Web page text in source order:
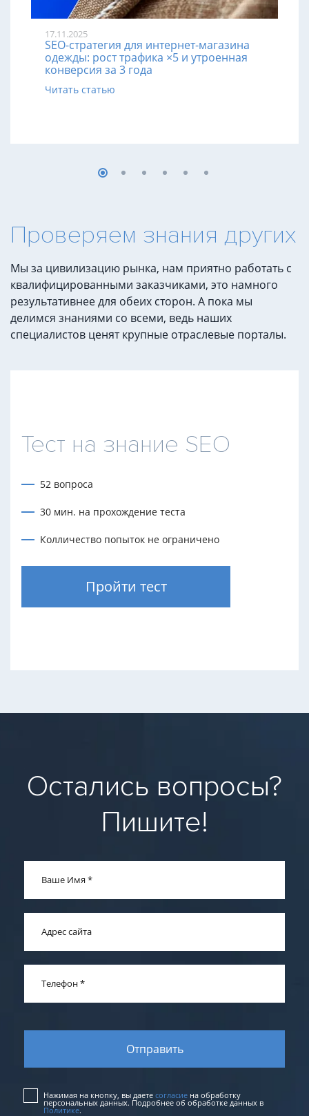
17.11.2025
SEO-стратегия для интернет-магазина
одежды: рост трафика ×5 и утроенная
конверсия за 3 года
Читать статью
Проверяем знания других
Мы за цивилизацию рынка, нам приятно работать с
квалифицированными заказчиками, это намного
результативнее для обеих сторон. А пока мы
делимся знаниями со всеми, ведь наших
специалистов ценят крупные отраслевые порталы.
Тест на знание SEO
52 вопроса
30 мин. на прохождение теста
Колличество попыток не ограничено
Пройти тест
Остались вопросы?
Пишите!
Ваше Имя *
Адрес сайта
Телефон*
Нажимая на кнопку, вы даете согласие на обработку
персональных данных. Подробнее об обработке данных в
Политике.